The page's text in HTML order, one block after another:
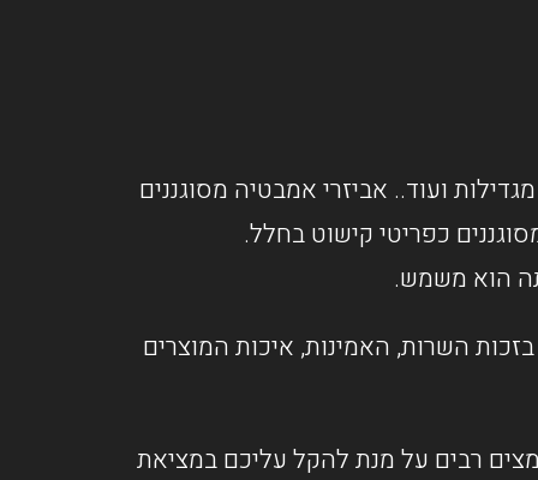
ועוד.. אביזרי אמבטיה מסוגננים
כפריטי קישוט בחלל.
הוא משמש.
השרות, האמינות, איכות המוצרים
רבים על מנת להקל עליכם במציאת